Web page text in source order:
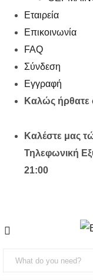
Εταιρεία
Επικοινωνία
FAQ
Σύνδεση
Εγγραφή
Καλώς ήρθατε
Καλέστε μας
Τηλεφωνική
21:00